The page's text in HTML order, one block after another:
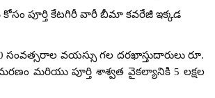
పూర్తి కేటగిరీ వారీ బీమా కవరేజీ ఇక్కడ
సంవత్సరాల వయస్సు గల దరఖాస్తుదారులు రూ.
మరియు పూర్తి శాశ్వత వైకల్యానికి 5 లక్షల